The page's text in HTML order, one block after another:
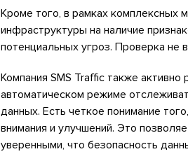
Кроме того, в рамках комплексных
инфраструктуры на наличие
потенциальных угроз. Проверка не
Компания SMS Traffic также активно
автоматическом режиме
данных. Есть четкое понимание
внимания и улучшений. Это
уверенными, что безопасность